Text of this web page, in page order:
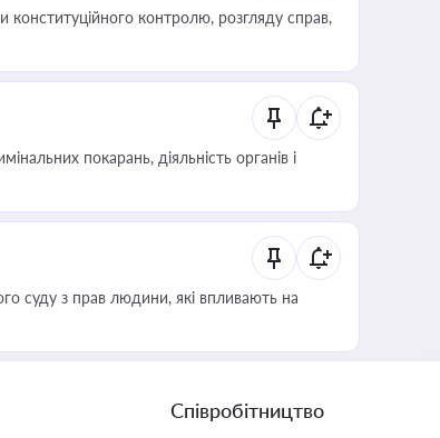
контролю, розгляду справ,
покарань, діяльність органів і
суду з прав людини, які впливають на
Співробітництво